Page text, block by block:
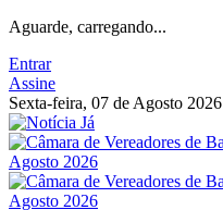
Aguarde, carregando...
Entrar
Assine
Sexta-feira, 07 de Agosto 2026